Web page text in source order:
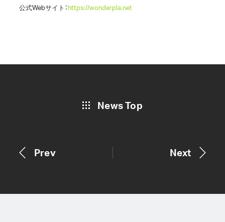
公式Webサイト：https://wonderpla.net
News Top
Prev Next